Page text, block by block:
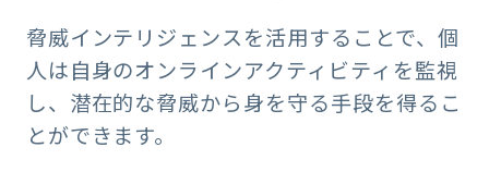
脅威インテリジェンスを活用することで、個
人は自身のオンラインアクティビティを監視
し、潜在的な脅威から身を守る手段を得るこ
とができます。